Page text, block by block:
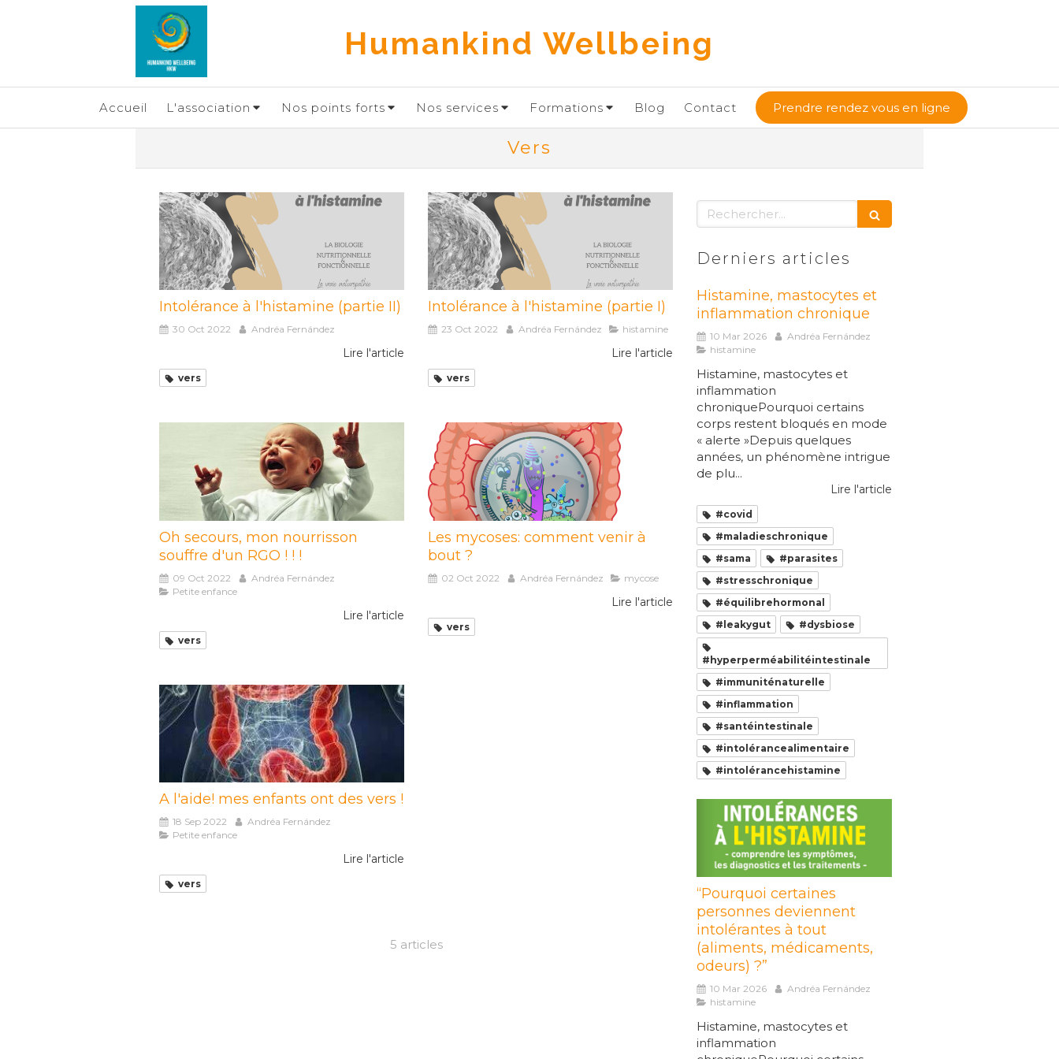
Humankind Wellbeing
Accueil L'association Nos points forts Nos services Formations Blog Contact Prendre rendez vous en ligne
Vers
Intolérance à l'histamine (partie II)
30 Oct 2022 Andréa Fernández
Lire l'article
vers
Intolérance à l'histamine (partie I)
23 Oct 2022 Andréa Fernández histamine
Lire l'article
vers
Oh secours, mon nourrisson
souffre d'un RGO ! ! !
09 Oct 2022
Andréa Fernández
Petite enfance
Lire l'article
vers
Les mycoses: comment venir à
bout ?
02 Oct 2022 Andréa Fernández mycose
Lire l'article
vers
A l'aide! mes enfants ont des vers !
18 Sep 2022
Andréa Fernández
Petite enfance
Lire l'article
vers
5 articles
Rechercher
Derniers articles
Histamine, mastocytes et
inflammation chronique
10 Mar 2026
Andréa Fernández
histamine
Histamine, mastocytes et
inflammation
chroniquePourquoi certains
corps restent bloqués en mode
« alerte »Depuis quelques
années, un phénomène intrigue
de plu...
Lire l'article
#covid
#maladieschronique
#sama
#parasites
#stresschronique
#équilibrehormonal
#leakygut
#dysbiose
#hyperperméabilitéintestinale
#immuniténaturelle
#inflammation
#santéintestinale
#intolérancealimentaire
#intolérancehistamine
“Pourquoi certaines
personnes deviennent
intolérantes à tout
(aliments, médicaments,
odeurs) ?”
10 Mar 2026
Andréa Fernández
histamine
Histamine, mastocytes et
inflammation